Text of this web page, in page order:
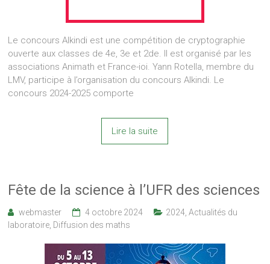
Le concours Alkindi est une compétition de cryptographie
ouverte aux classes de 4e, 3e et 2de. Il est organisé par les
associations Animath et France-ioi. Yann Rotella, membre du
LMV, participe à l’organisation du concours Alkindi. Le
concours 2024-2025 comporte
Lire la suite
Fête de la science à l’UFR des sciences
webmaster 4 octobre 2024 2024 ,Actualités du
laboratoire Diffusion des maths